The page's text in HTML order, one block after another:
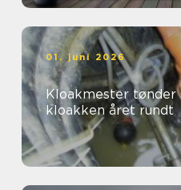
01. juni 2026
Kloakmester tønder sådan passer du på
kloakken året rundt